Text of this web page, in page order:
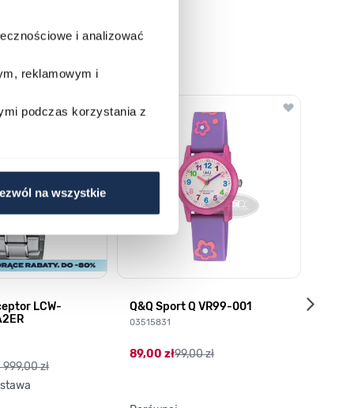
i analizować
reklamowym i
podczas korzystania z
na wszystkie
nawigacji karuzeli za pomocą linka pomijającego.
LCW-
999,00 zł
Q&Q Sport Q VR99-001
03515831
89,00 zł99,00 zł